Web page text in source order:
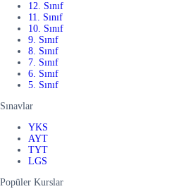
12. Sınıf
11. Sınıf
10. Sınıf
9. Sınıf
8. Sınıf
7. Sınıf
6. Sınıf
5. Sınıf
Sınavlar
YKS
AYT
TYT
LGS
Popüler Kurslar